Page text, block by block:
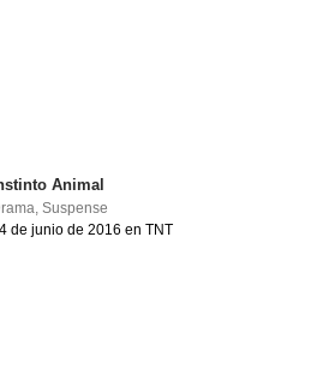
Animal
,Suspense
de junio de 2016 en TNT